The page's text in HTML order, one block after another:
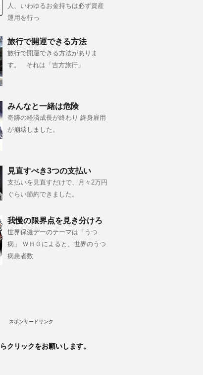
人、いわゆるお金持ちは必ず資産
運用を行っ
旅行で開運できる方法
旅行で開運できる方法がありま
す。 それは「吉方旅行」
みんなと一緒は危険
奇跡の経済成長が終わり 終身雇用
が崩壊しました。
見直すべき3つの支払い
支払いを見直すだけで、月々2万円
ぐらい節約できました。
我慢の限界点を見き分けろ
世界保健デーのテーマは「うつ
病」 ＷＨＯによると、世界のうつ
病患者数
スポンサードリンク
クリックをお願いします。